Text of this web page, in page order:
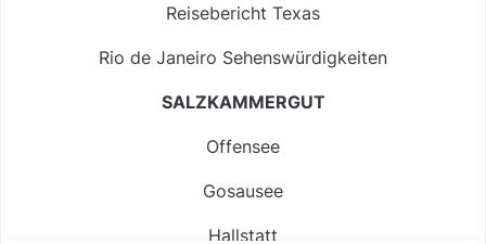
Reisebericht Texas
Rio de Janeiro Sehenswürdigkeiten
SALZKAMMERGUT
Offensee
Gosausee
Hallstatt